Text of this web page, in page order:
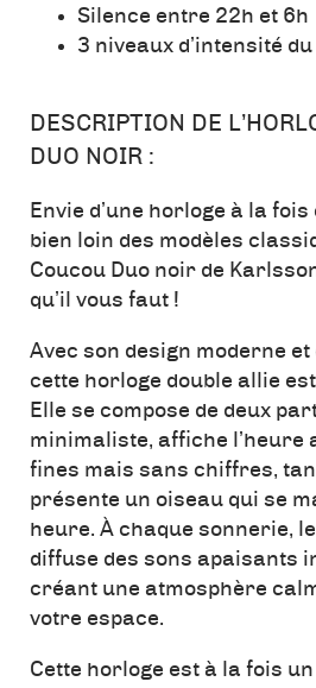
Silence entre 22h et 6h
3 niveaux d’intensité
DESCRIPTION DE
DUO NOIR :
Envie d’une horloge à la
bien loin des modèles
Coucou Duo noir de
qu’il vous faut !
Avec son design moderne
cette horloge double allie
Elle se compose de deux
minimaliste, affiche l’heure
fines mais sans chiffres,
présente un oiseau qui se
heure. À chaque sonnerie,
diffuse des sons apaisants
créant une atmosphère
votre espace.
Cette horloge est à la fois